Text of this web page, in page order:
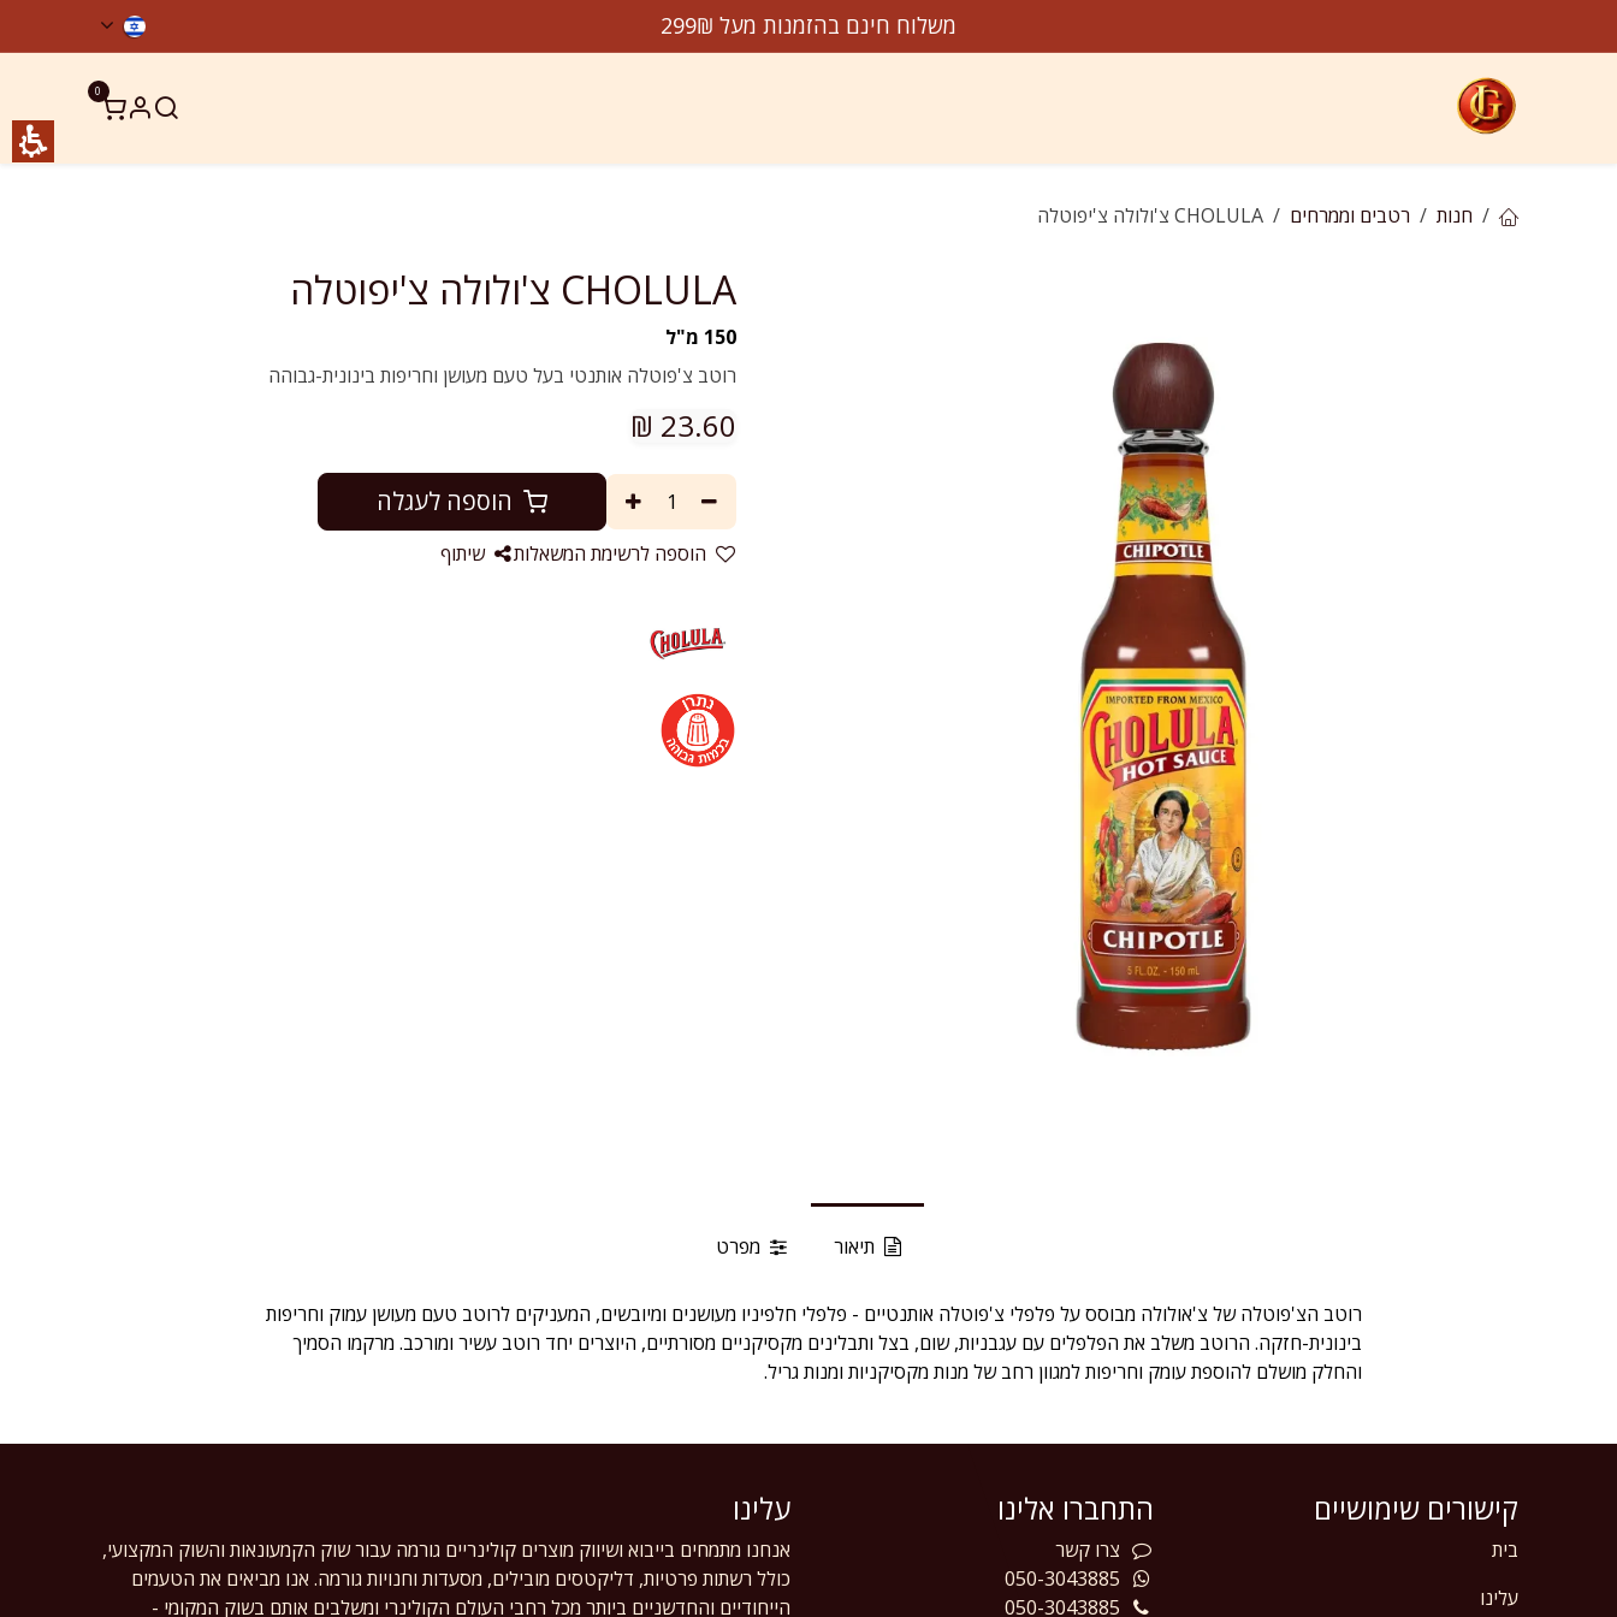
משלוח חינם בהזמנות מעל 299₪
0
חנות רטבים וממרחים CHOLULA צ'ולולה צ'יפוטלה
CHOLULA צ'ולולה צ'יפוטלה
150 מ"ל
רוטב צ'פוטלה אותנטי בעל טעם מעושן וחריפות בינונית-גבוהה
23.60
₪
הוספה לעגלה
הוספה לרשימת המשאלות שיתוף
תיאור מפרט
רוטב הצ'פוטלה של צ'אולולה מבוסס על פלפלי צ'פוטלה אותנטיים - פלפלי חלפיניו מעושנים ומיובשים, המעניקים לרוטב טעם מעושן עמוק וחריפות
בינונית-חזקה. הרוטב משלב את הפלפלים עם עגבניות, שום, בצל ותבלינים מקסיקניים מסורתיים, היוצרים יחד רוטב עשיר ומורכב. מרקמו הסמיך
והחלק מושלם להוספת עומק וחריפות למגוון רחב של מנות מקסיקניות ומנות גריל.
קישורים שימושיים
בית
עלינו
התחברו אלינו
צרו קשר
050-3043885
050-3043885
עלינו
אנחנו מתמחים בייבוא ושיווק מוצרים קולינריים גורמה עבור שוק הקמעונאות והשוק המקצועי,
כולל רשתות פרטיות, דליקטסים מובילים, מסעדות וחנויות גורמה. אנו מביאים את הטעמים
הייחודיים והחדשניים ביותר מכל רחבי העולם הקולינרי ומשלבים אותם בשוק המקומי -